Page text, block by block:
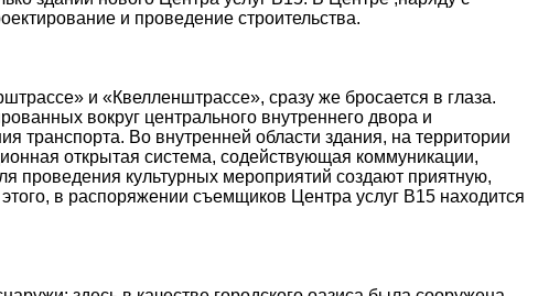
и проведение строительства.
и «Квелленштрассе», сразу же бросается в глаза.
вокруг центрального внутреннего двора и
транспорта. Во внутренней области здания, на территории
открытая система, содействующая коммуникации,
проведения культурных мероприятий создают приятную,
в распоряжении съемщиков Центра услуг В15 находится